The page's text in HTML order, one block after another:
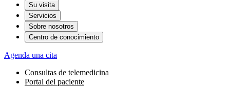
Su visita
Servicios
Sobre nosotros
Centro de conocimiento
Agenda una cita
Consultas de telemedicina
Portal del paciente